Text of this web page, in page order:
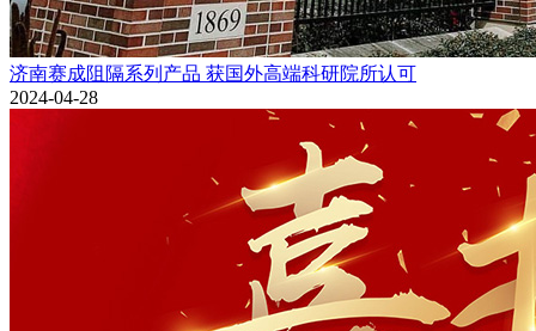
济南赛成阻隔系列产品 获国外高端科研院所认可
2024-04-28